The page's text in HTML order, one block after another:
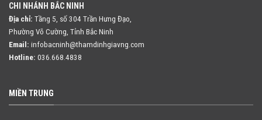
CHI NHÁNH BẮC NINH
Địa chỉ: Tầng 5, số 304 Trần Hưng Đạo,
Phường Võ Cường, Tỉnh Bắc Ninh
Email: infobacninh@thamdinhgiavng.com
Hotline: 036.668.4838
MIỀN TRUNG